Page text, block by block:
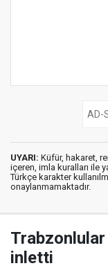
UYARI: Küfür, hakaret,
içeren, imla kuralları ile
Türkçe karakter
onaylanmamaktadır.
inletti